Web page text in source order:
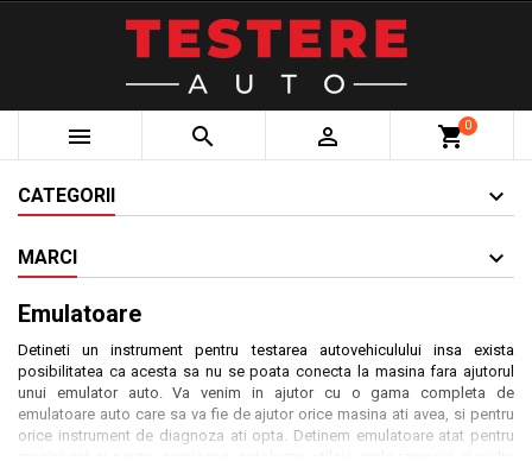
   shopping_cart0
CATEGORII
MARCI
Emulatoare
Detineti un instrument pentru testarea autovehiculului insa exista
posibilitatea ca acesta sa nu se poata conecta la masina fara ajutorul
unui emulator auto. Va venim in ajutor cu o gama completa de
emulatoare auto care sa va fie de ajutor orice masina ati avea, si pentru
orice instrument de diagnoza ati opta. Detinem emulatoare atat pentru